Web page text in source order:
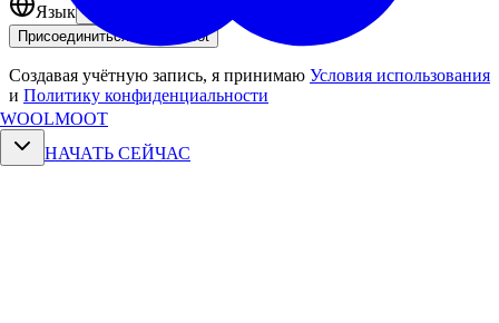
WOOLMOOT
НАЧАТЬ СЕЙЧАС
Язык
Присоединиться к Woolmoot
Создавая учётную запись, я принимаю Условия использования
и Политику конфиденциальности